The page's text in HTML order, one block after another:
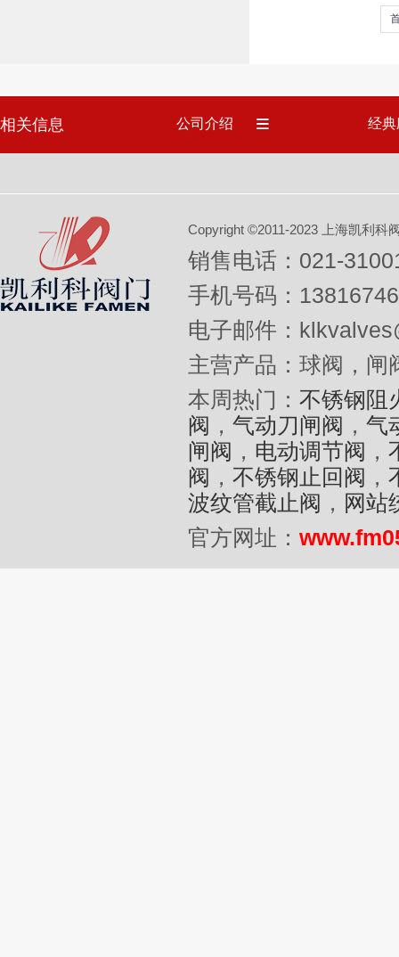
相关信息 公司介绍 经
Copyright ©2011-2023 上海凯利科
销售电话：021-
手机号码：
电子邮件：
主营产品：球阀，闸
本周热门： 不锈钢阻
阀 ， 气动刀闸阀 ， 气
闸阀 ， 电动调节阀 ，
阀 ， 不锈钢止回阀 ，
波纹管截止阀 ， 网站
官方网址：